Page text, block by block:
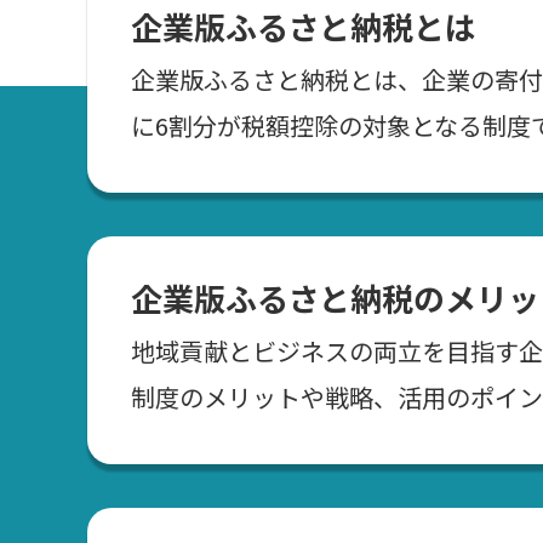
企業版ふるさと納税とは
企業版ふるさと納税とは、企業の寄
に6割分が税額控除の対象となる制度
企業版ふるさと納税のメリ
地域貢献とビジネスの両立を目指す
制度のメリットや戦略、活用のポイ